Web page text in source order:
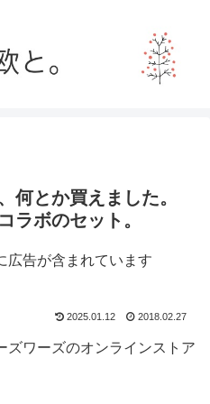
何とか買えました。
ラボのセット。
告が含まれています
2025.01.12 2018.02.27
ズワーズのオンラインストア